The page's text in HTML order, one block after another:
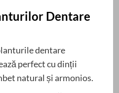
Dentare
dentare
perfect cu dinții
natural și armonios.